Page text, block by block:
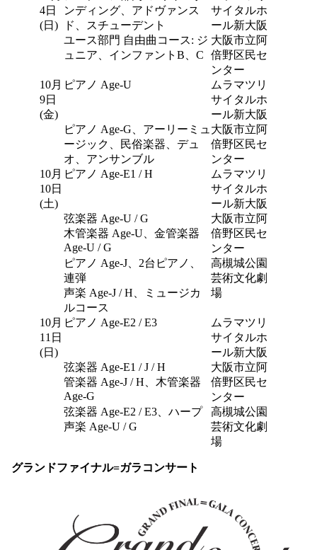
4日
(日)
ンディング、アドヴァンス
ド、スチューデント
サイタルホ
ール新大阪
ユース部門 自由曲コース: ジ
ュニア、インファントB、C
大阪市立阿
倍野区民セ
ンター
10月
9日
(金)
ピアノ Age-U
ムラマツリ
サイタルホ
ール新大阪
ピアノ Age-G、アーリーミュ
ージック、民俗楽器、デュ
オ、アンサンブル
大阪市立阿
倍野区民セ
ンター
10月
10日
(土)
ピアノ Age-E1 / H
ムラマツリ
サイタルホ
ール新大阪
弦楽器 Age-U / G
木管楽器 Age-U、金管楽器
Age-U / G
大阪市立阿
倍野区民セ
ンター
ピアノ Age-J、2台ピアノ、
連弾
声楽 Age-J / H、ミュージカ
ルコース
高槻城公園
芸術文化劇
場
10月
11日
(日)
ピアノ Age-E2 / E3
ムラマツリ
サイタルホ
ール新大阪
弦楽器 Age-E1 / J / H
管楽器 Age-J / H、木管楽器
Age-G
大阪市立阿
倍野区民セ
ンター
弦楽器 Age-E2 / E3、ハープ
声楽 Age-U / G
高槻城公園
芸術文化劇
場
グランドファイナル=ガラコンサート